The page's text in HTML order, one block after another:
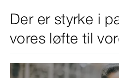
Der er styrke i
vores løfte til